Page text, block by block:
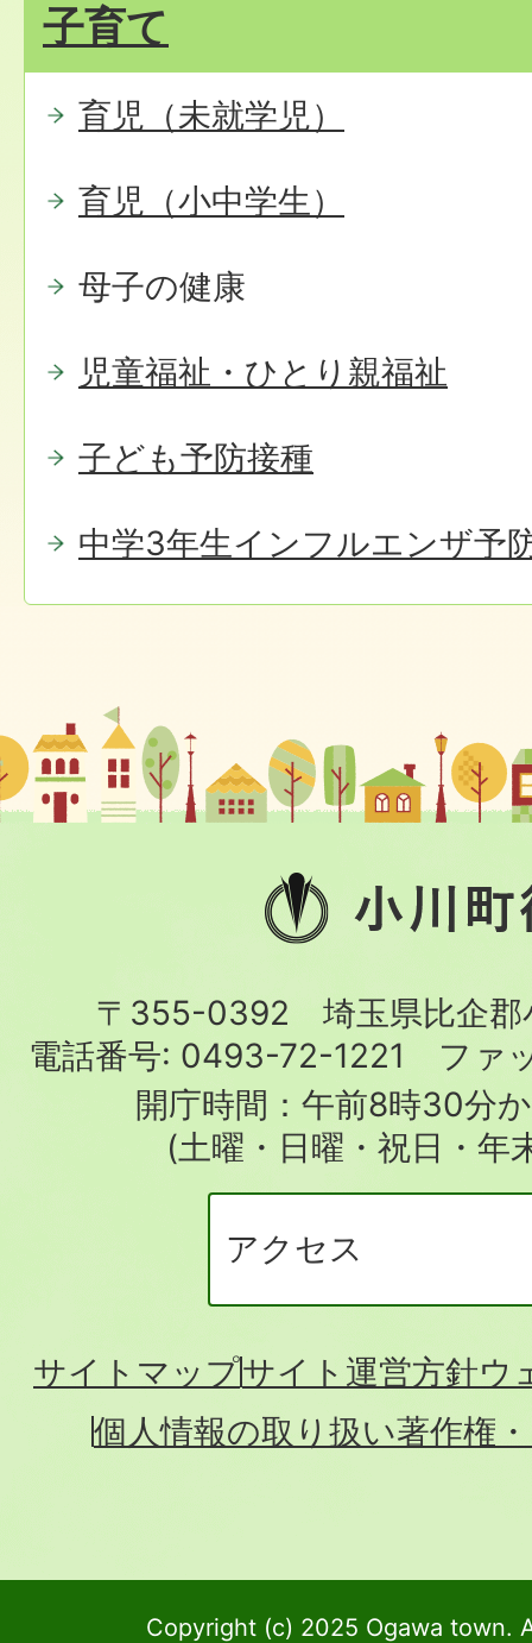
子育て
育児（未就学児）
育児（小中学生）
母子の健康
児童福祉・ひとり親福祉
子ども予防接種
中学3年生インフルエンザ予
小
川
役
場
〒355-0392 埼玉県比企郡
電話番号: 0493-72-1221
ファ
開庁時間：午前8時30分
(土曜・日曜・祝日・年
アクセス
サイトマップサイト運営方針ウ
個人情報の取り扱い著作権
Copyright (c) 2025 Ogawa town.